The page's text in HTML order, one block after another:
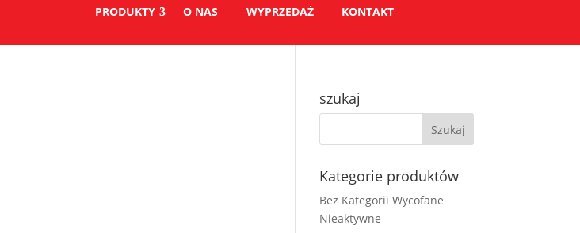
PRODUKTY O NAS WYPRZEDAŻ KONTAKT
szukaj
Kategorie produktów
Bez Kategorii Wycofane
Nieaktywne